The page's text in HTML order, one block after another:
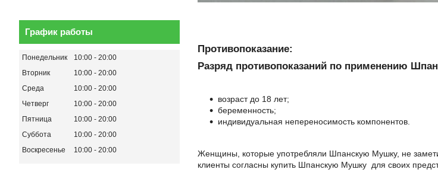
Противопоказание:
Разряд противопоказаний по применению
возраст до 18 лет;
беременность;
индивидуальная непереносимость компонентов.
Женщины, которые употребляли Шпанскую Мушку, не
клиенты согласны купить Шпанскую Мушку для своих
График работы
Понедельник 10:00
20:00
Вторник
10:00
20:00
Среда
10:00
20:00
Четверг
10:00
20:00
Пятница
10:00
20:00
Суббота
10:00
20:00
Воскресенье
10:00 20:00